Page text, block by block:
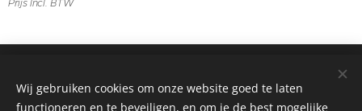
Prijs Incl. BTW
SDB Boerderij nv
Cookies
Wij gebruiken cookies om onze website goed te laten
functioneren en te beveiligen, en om je de best mogelijke